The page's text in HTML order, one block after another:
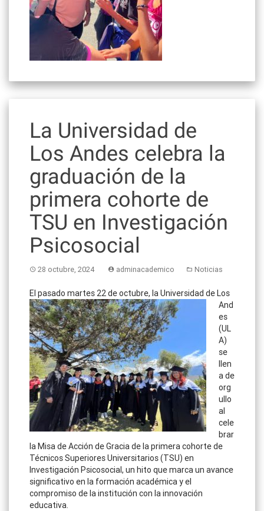
La Universidad de
Los Andes celebra la
graduación de la
primera cohorte de
TSU en Investigación
Psicosocial
28 octubre, 2024 adminacademico Noticias
El pasado martes 22 de octubre, la Universidad de Los
And
es
(UL
A)
se
llen
a de
org
ullo
al
cele
brar
la Misa de Acción de Gracia de la primera cohorte de
Técnicos Superiores Universitarios (TSU) en
Investigación Psicosocial, un hito que marca un avance
significativo en la formación académica y el
compromiso de la institución con la innovación
educativa.